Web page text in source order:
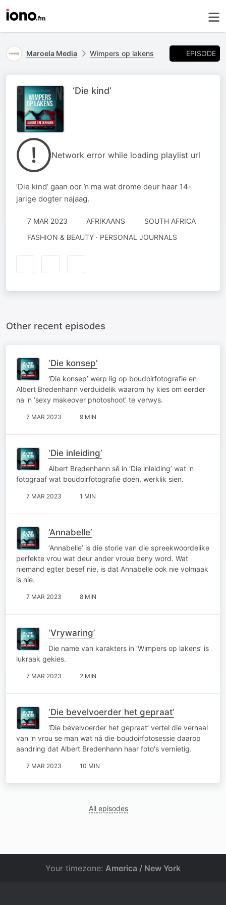
Maroela Media Wimpers op lakens EPISODE
‘Die kind’
Network error while loading playlist url
‘Die kind’ gaan oor ŉ ma wat drome deur haar 14-
jarige dogter najaag.
7 MAR 2023 AFRIKAANS
SOUTH AFRICA
FASHION & BEAUTY · PERSONAL JOURNALS
Other recent episodes
‘Die konsep’
‘Die konsep’ werp lig op boudoirfotografie en
Albert Bredenhann verduidelik waarom hy kies om eerder
na 'n ‘sexy makeover photoshoot’ te verwys.
7 MAR 2023 9 MIN
‘Die inleiding’
Albert Bredenhann sê in ‘Die inleiding’ wat 'n
fotograaf wat boudoirfotografie doen, werklik sien.
7 MAR 2023 1 MIN
‘Annabelle’
‘Annabelle’ is die storie van die spreekwoordelike
perfekte vrou wat deur ander vroue beny word. Wat
niemand egter besef nie, is dat Annabelle ook nie volmaak
is nie.
7 MAR 2023 8 MIN
‘Vrywaring’
Die name van karakters in ‘Wimpers op lakens’ is
lukraak gekies.
7 MAR 2023 2 MIN
‘Die bevelvoerder het gepraat’
‘Die bevelvoerder het gepraat’ vertel die verhaal
van 'n vrou se man wat ná die boudoirfotosessie daarop
aandring dat Albert Bredenhann haar foto's vernietig.
7 MAR 2023 10 MIN
All episodes
Your timezone: America / New York